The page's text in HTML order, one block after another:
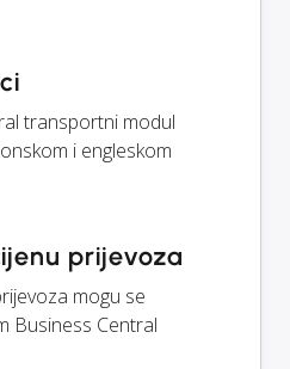
transportni modul
i engleskom
prijevoza
mogu se
Business Central